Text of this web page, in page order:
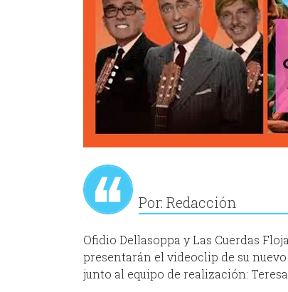
Por: Redacción
Ofidio Dellasoppa y Las Cuerdas
presentarán el videoclip de su
junto al equipo de realización: